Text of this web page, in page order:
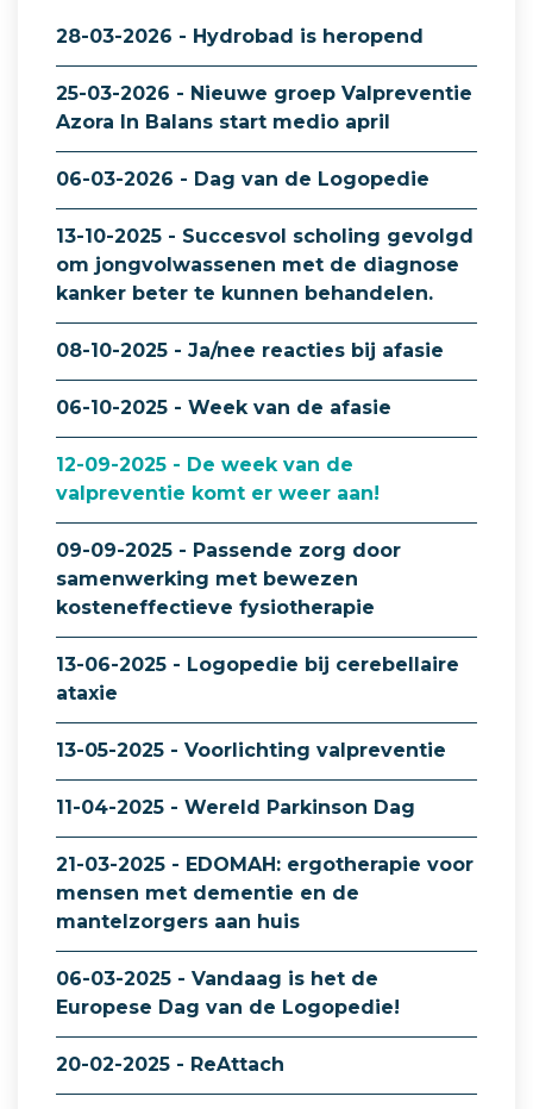
28-03-2026 - Hydrobad is heropend
25-03-2026 - Nieuwe groep Valpreventie
Azora In Balans start medio april
06-03-2026 - Dag van de Logopedie
13-10-2025 - Succesvol scholing gevolgd
om jongvolwassenen met de diagnose
kanker beter te kunnen behandelen.
08-10-2025 - Ja/nee reacties bij afasie
06-10-2025 - Week van de afasie
12-09-2025 - De week van de
valpreventie komt er weer aan!
09-09-2025 - Passende zorg door
samenwerking met bewezen
kosteneffectieve fysiotherapie
13-06-2025 - Logopedie bij cerebellaire
ataxie
13-05-2025 - Voorlichting valpreventie
11-04-2025 - Wereld Parkinson Dag
21-03-2025 - EDOMAH: ergotherapie voor
mensen met dementie en de
mantelzorgers aan huis
06-03-2025 - Vandaag is het de
Europese Dag van de Logopedie!
20-02-2025 - ReAttach